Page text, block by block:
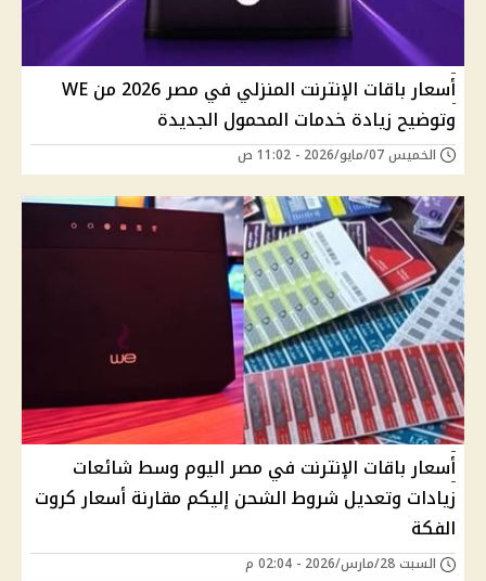
أسعار باقات الإنترنت المنزلي في مصر 2026 من WE
وتوضيح زيادة خدمات المحمول الجديدة
الخميس 07/مايو/2026 - 11:02 ص
أسعار باقات الإنترنت في مصر اليوم وسط شائعات
زيادات وتعديل شروط الشحن إليكم مقارنة أسعار كروت
الفكة
السبت 28/مارس/2026 - 02:04 م